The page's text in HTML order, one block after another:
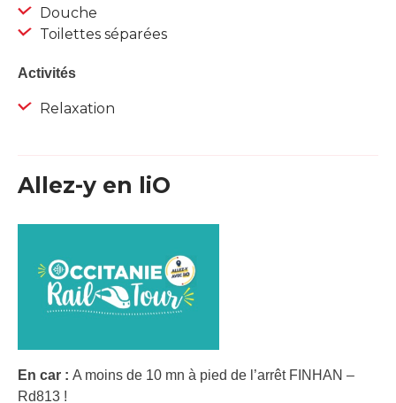
Douche
Toilettes séparées
Activités
Relaxation
Allez-y en liO
En car : A moins de 10 mn à pied de l’arrêt FINHAN –
Rd813 !